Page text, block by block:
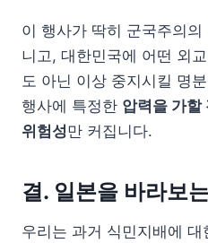
이 행사가 딱히 군국주의
니고, 대한민국에 어떤 외
도 아닌 이상 중지시킬 명
행사에 특정한 압력을 가할
위험성만 커집니다.
결. 일본을 바라보
우리는 과거 식민지배에